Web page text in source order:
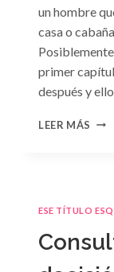
un hombre
casa o
primer
después y
LEER MÁS
ESE TÍTULO